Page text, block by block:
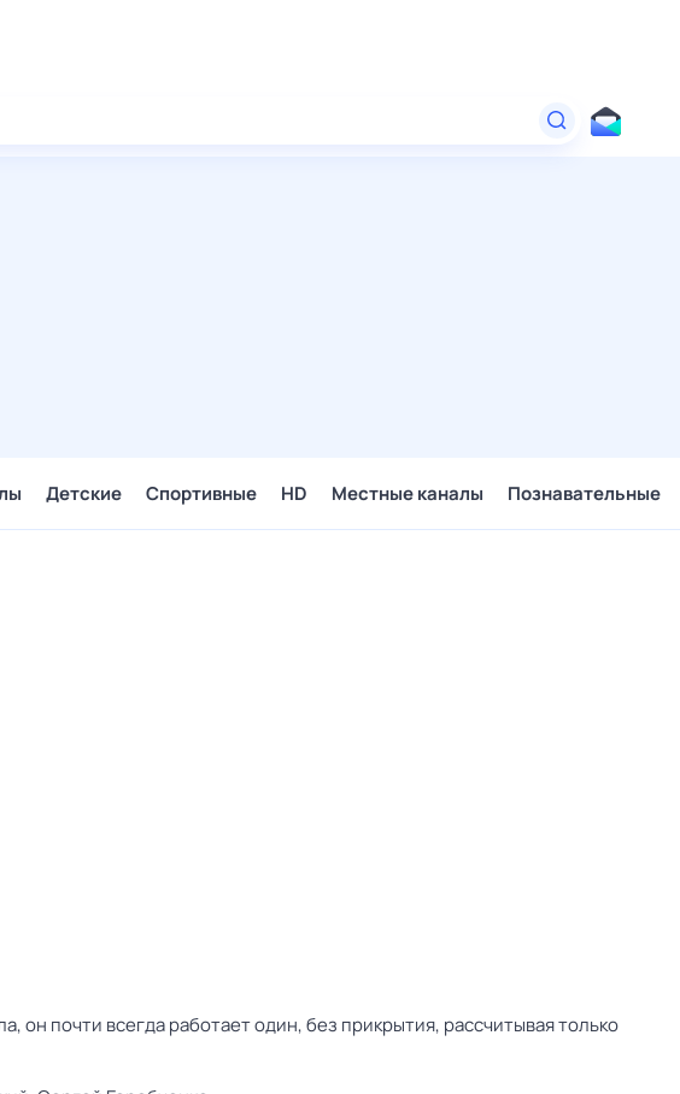
Детские Спортивные HD Местные каналы Познавательные
почти всегда работает один, без прикрытия, рассчитывая только